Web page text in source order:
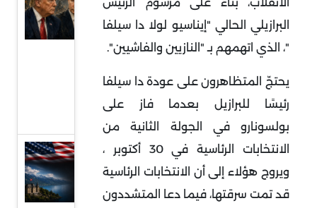
الانقلاب، بناءً على مرسوم الرئيس
البرازيلي الحالي "إيناسيو لولا دا سيلفا
"، الذي اتهمهم بـ "النازيين والفاشيين".
يحتجّ المتظاهرون على عودة دا سيلفا
رئيسًا للبرازيل بعدما فاز على
بولسونارو في الجولة الثانية من
الانتخابات الرئاسية في 30 أكتوبر ،
ويروج هؤلاء إلى أن الانتخابات الرئاسية
قد تمت سرقتها، فيما دعا المتشددون
وبوتين
ووعود
وقف
الحرب
الروسية
الأوكرانية
مفاوضات
سويسرا ..
فهم